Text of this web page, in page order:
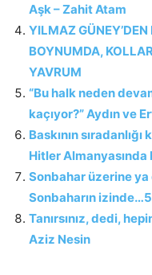
Aşk – Zahit Atam
YILMAZ GÜNEY’DEN
BOYNUMDA,
YAVRUM
“Bu halk neden
kaçıyor?” Aydın ve
Baskının
Hitler Almanyasında
Sonbahar üzerine ya
Sonbaharın
Tanırsınız, dedi,
Aziz Nesin